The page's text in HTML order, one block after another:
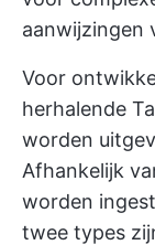
aanwijzingen
Voor
herhalende
worden
Afhankelijk
worden
twee types